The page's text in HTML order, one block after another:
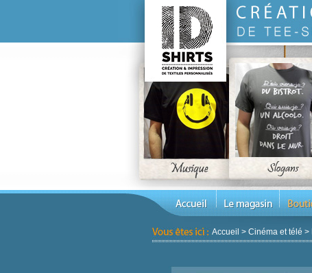
Accueil > Cinéma et télé >